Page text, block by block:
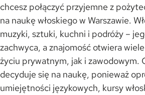
chcesz połączyć przyjemne z
na naukę włoskiego w Warszawie.
muzyki, sztuki, kuchni i podróży –
zachwyca, a znajomość otwiera
życiu prywatnym, jak i zawodowym.
decyduje się na naukę, ponieważ
umiejętności językowych, kursy